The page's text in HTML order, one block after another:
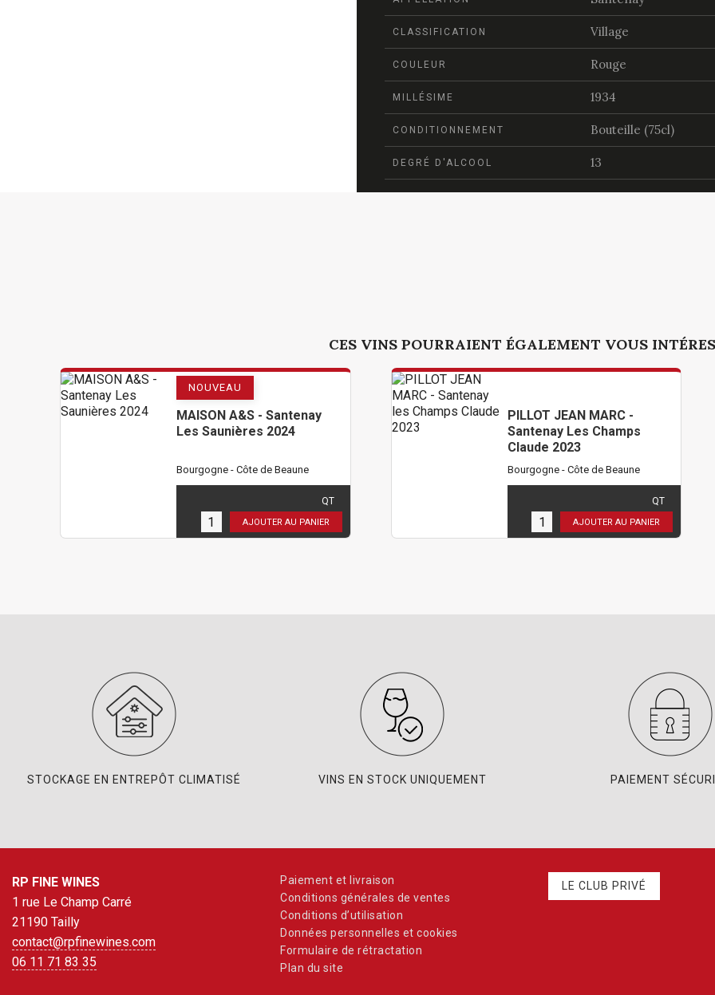
CLASSIFICATION Village
COULEUR Rouge
MILLÉSIME 1934
CONDITIONNEMENT Bouteille (75cl)
DEGRÉ D'ALCOOL 13
CES VINS POURRAIENT ÉGALEMENT VOUS
MAISON A&S - Santenay
Les Saunières 2024
Bourgogne - Côte de Beaune
en stock
QT
AJOUTER AU PANIER
NOUVEAU
PILLOT JEAN MARC -
Santenay Les Champs
Claude 2023
Bourgogne - Côte de Beaune
( 25,00 € HT )
en stock
QT
AJOUTER AU PANIER
STOCKAGE EN ENTREPÔT CLIMATISÉ VINS EN STOCK UNIQUEMENT PAIEMENT
RP FINE WINES
1 rue Le Champ Carré
21190 Tailly
contact@rpfinewines.com
06 11 71 83 35
Paiement et livraison
Conditions générales de ventes
Conditions d’utilisation
Données personnelles et cookies
Formulaire de rétractation
Plan du site
LE CLUB PRIVÉ